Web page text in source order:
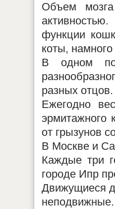
Объем
функции
коты,
В одном
разных отцов.
Ежегодно
эрмитажного
от грызунов
В Москве и
Каждые три
городе Ипр
Движущиеся
неподвижные.